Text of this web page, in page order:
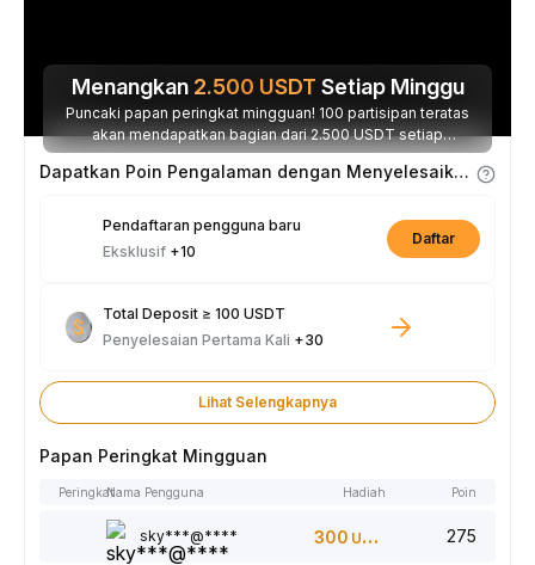
Menangkan 2.500 USDT Setiap Minggu
Puncaki papan peringkat mingguan! 100 partisipan teratas
akan mendapatkan bagian dari 2.500 USDT setiap
minggunya.
Dapatkan Poin Pengalaman dengan Menyelesaikan Tugas
Pendaftaran pengguna baru
Eksklusif +10
Daftar
Total Deposit ≥ 100 USDT
Penyelesaian Pertama Kali +30
Lihat Selengkapnya
Papan Peringkat Mingguan
PeringkatNama Pengguna Hadiah Poin
sky***@**** 300 USDT 275